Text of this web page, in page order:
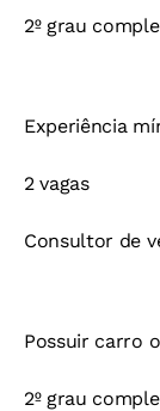
2º grau
Experiência
2 vagas
Consultor de
Possuir carro
2º grau